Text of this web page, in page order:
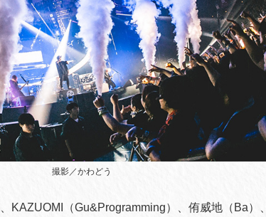
撮影／かわどう
KAZUOMI（Gu&Programming）、侑威地（Ba）、